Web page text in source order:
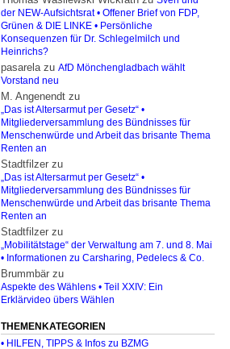
der NEW-Aufsichtsrat • Offener Brief von FDP,
Grünen & DIE LINKE • Persönliche
Konsequenzen für Dr. Schlegelmilch und
Heinrichs?
pasarelazu AfD Mönchengladbach wählt
Vorstand neu
M. Angenendt zu
„Das ist Altersarmut per Gesetz“ •
Mitgliederversammlung des Bündnisses für
Menschenwürde und Arbeit das brisante Thema
Renten an
Stadtfilzer zu
„Das ist Altersarmut per Gesetz“ •
Mitgliederversammlung des Bündnisses für
Menschenwürde und Arbeit das brisante Thema
Renten an
Stadtfilzer zu
„Mobilitätstage“ der Verwaltung am 7. und 8. Mai
• Informationen zu Carsharing, Pedelecs & Co.
Brummbär zu
Aspekte des Wählens • Teil XXIV: Ein
Erklärvideo übers Wählen
THEMENKATEGORIEN
• HILFEN, TIPPS & Infos zu BZMG